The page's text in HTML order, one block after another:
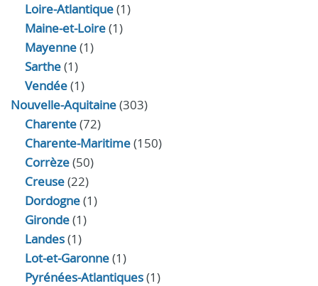
Loire-Atlantique(1)
Maine-et-Loire(1)
Mayenne(1)
Sarthe(1)
Vendée(1)
Nouvelle-Aquitaine(303)
Charente(72)
Charente-Maritime(150)
Corrèze(50)
Creuse(22)
Dordogne(1)
Gironde(1)
Landes(1)
Lot-et-Garonne(1)
Pyrénées-Atlantiques(1)